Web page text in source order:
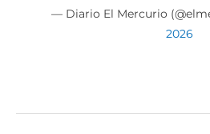
— Diario El Mercurio
2026